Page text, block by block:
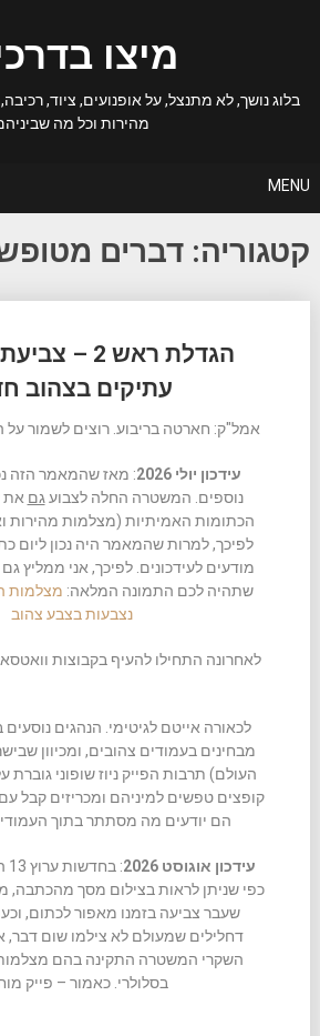
מיצו
בלוג נושך, לא מתנצל, על אופנועים, ציוד,
מהירות וכל מה
MENU
קטגוריה: דברים
הגדלת ראש 2
עתיקים בצהוב
אמל"ק: חארטה בריבוע. רוצים לשמור על
עידכון יולי 2026
: מאז שהמאמר הזה
נוספים. המשטרה החלה לצבועגם את
הכתומות האמיתיות (מצלמות מהירות
לפיכך, למרות שהמאמר היה נכון ליום
מודעים לעידכונים. לפיכך, אני ממליץ
שתהיה לכם התמונה המלאה: מצלמות
נצבעות בצבע צהוב
לאחרונה התחילו להעיף בקבוצות
לכאורה אייטם לגיטימי. הנהגים
מבחינים בעמודים צהובים, ומכיוון
העולם) תרבות הפייק ניוז שופוני גוברת
קופצים טפשים למיניהם ומכריזים קבל
הם יודעים מה מסתתר בתוך
עידכון אוגוסט 2026
:
כפי שניתן לראות בצילום מסך מהכתבה,
שעבר צביעה בזמנו מאפור לכתום,
דחלילים שמעולם לא צילמו שום דבר,
השקרי המשטרה התקינה בהם
בסלולרי. כאמור – פייק
navigation